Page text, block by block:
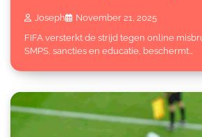
Joseph
November 21, 2025
FIFA versterkt de strijd tegen online
SMPS, sancties en educatie, beschermt…